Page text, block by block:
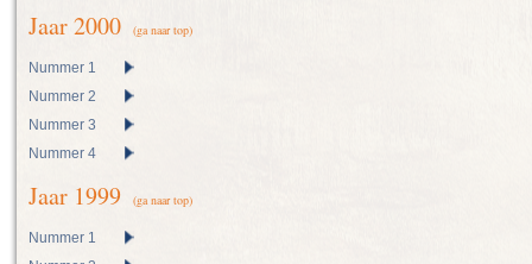
Jaar 2000 (ga naar top)
Nummer 1
Nummer 2
Nummer 3
Nummer 4
Jaar 1999 (ga naar top)
Nummer 1